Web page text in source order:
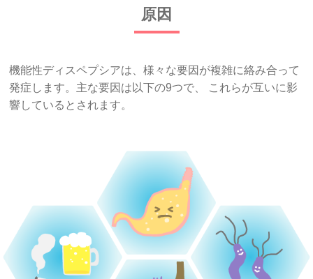
原因
機能性ディスペプシアは、様々な要因が複雑に絡み合って
発症します。主な要因は以下の9つで、 これらが互いに影
響しているとされます。